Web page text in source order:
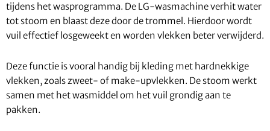
tijdens het wasprogramma. De LG-wasmachine verhit water
tot stoom en blaast deze door de trommel. Hierdoor wordt
vuil effectief losgeweekt en worden vlekken beter verwijderd.
Deze functie is vooral handig bij kleding met hardnekkige
vlekken, zoals zweet- of make-upvlekken. De stoom werkt
samen met het wasmiddel om het vuil grondig aan te
pakken.